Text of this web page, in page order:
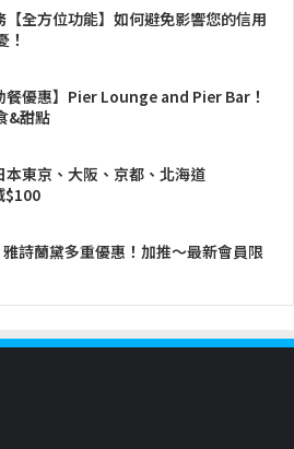
全方位功能】如何避免影響您的信用
！
餐優惠】Pier Lounge and Pier Bar！
&甜點
東京、大阪、京都、北海道
$100
詩蘭黛多重優惠！加推～最新會員限